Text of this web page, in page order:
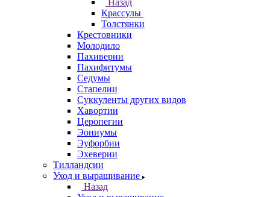
Назад
Крассулы
Толстянки
Крестовники
Молодило
Пахиверии
Пахифитумы
Седумы
Стапелии
Суккуленты других видов
Хавортии
Церопегии
Эониумы
Эуфорбии
Эхеверии
Тилландсии
Уход и выращивание
Назад